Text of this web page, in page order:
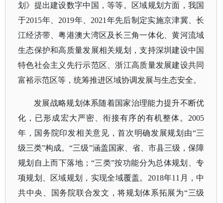
划》提出建设数字中国，等等。区域规划方面，我国
于2015年、2019年、2021年先后制定实施京津冀、长
江经济带、粤港澳大湾区及长三角一体化、黄河流域
生态保护和高质量发展相关规划，支持深圳建设中国
特色社会主义先行示范区、浙江高质量发展建设共同
富裕示范区等，统筹推进区域协调发展与生态安全。
发展战略规划体系随着国家治理能力提升不断优
化，已形成宏大严密、衔接有序的有机整体。 2005
年，国务院印发相关意见，首次明确发展规划由“三
级三类”构成。“三级”涵盖国家、省、市县三级，保障
规划自上而下落地；“三类”按功能分为总体规划、专
项规划、区域规划，实现全域覆盖。2018年11月，中
共中央、国务院联合发文，将规划体系拓展为“三级